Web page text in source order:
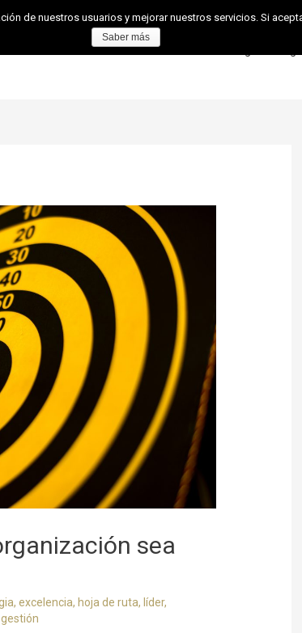
Área de Usuario
sea
,excelencia, hoja de ruta, líder,
de nuestros usuarios y mejorar nuestros servicios. Si
Saber más